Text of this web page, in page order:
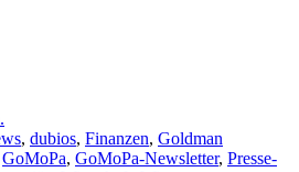
, dubios, Finanzen, Goldman
GoMoPa, GoMoPa-Newsletter, Presse-